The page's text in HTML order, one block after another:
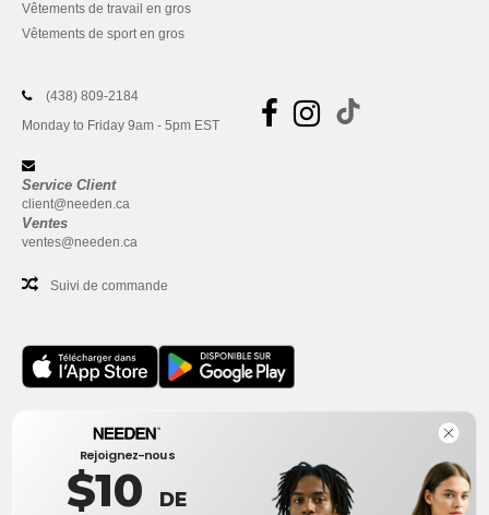
Vêtements de travail en gros
Vêtements de sport en gros
(438) 809-2184
Monday to Friday 9am - 5pm EST
Service Client
client@needen.ca
Ventes
ventes@needen.ca
Suivi de commande
Bureau
One Dundas Street West Suite 2500
Toronto, Ontario, M5G 1Z3
Ceci n'est PAS l'adresse de retour. Pour les retours, voir ici
Rejoignez-nous
$10 DE